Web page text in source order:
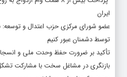
ایران
عضو شورای مرکزی حزب اعتدال و توسعه:
توسط دشمنان عبور کنیم
تأکید بر ضرورت حفظ وحدت ملی و
بازنگری در مشاغل سخت با مشارکت